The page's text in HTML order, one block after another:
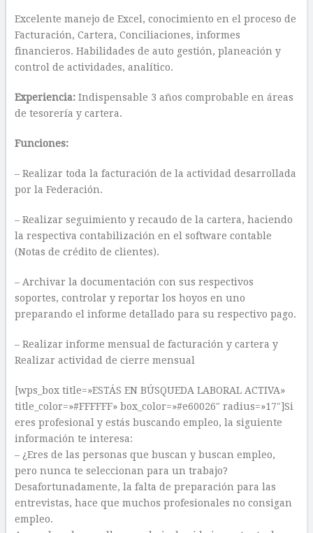
Excelente manejo de Excel, conocimiento en el proceso de
Facturación, Cartera, Conciliaciones, informes
financieros. Habilidades de auto gestión, planeación y
control de actividades, analítico.
Experiencia:Indispensable 3 años comprobable en áreas
de tesorería y cartera.
Funciones:
– Realizar toda la facturación de la actividad desarrollada
por la Federación.
– Realizar seguimiento y recaudo de la cartera, haciendo
la respectiva contabilización en el software contable
(Notas de crédito de clientes).
– Archivar la documentación con sus respectivos
soportes, controlar y reportar los hoyos en uno
preparando el informe detallado para su respectivo pago.
– Realizar informe mensual de facturación y cartera y
Realizar actividad de cierre mensual
[wps_box title=»ESTÁS EN BÚSQUEDA LABORAL ACTIVA»
title_color=»#FFFFFF» box_color=»#e60026″ radius=»17″]Si
eres profesional y estás buscando empleo, la siguiente
información te interesa:
– ¿Eres de las personas que buscan y buscan empleo,
pero nunca te seleccionan para un trabajo?
Desafortunadamente, la falta de preparación para las
entrevistas, hace que muchos profesionales no consigan
empleo.